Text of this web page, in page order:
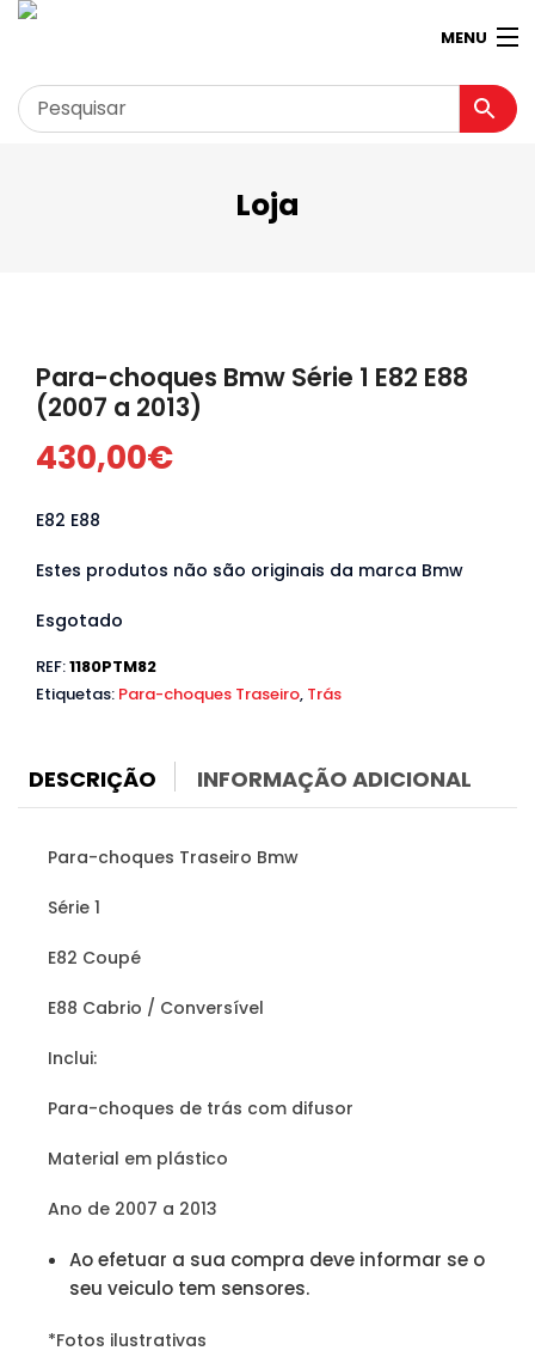
MENU
Garagem
Loja Virtual 360º
Loja
Para-choques Bmw Série 1 E82 E88
(2007 a 2013)
430,00€
E82 E88
Estes produtos não são originais da marca Bmw
Esgotado
REF:1180PTM82
Etiquetas: Para-choques Traseiro, Trás
DESCRIÇÃO INFORMAÇÃO ADICIONAL
Para-choques Traseiro Bmw
Série 1
E82 Coupé
E88 Cabrio / Conversível
Inclui:
Para-choques de trás com difusor
Material em plástico
Ano de 2007 a 2013
Ao efetuar a sua compra deve informar se o
seu veiculo tem sensores.
*Fotos ilustrativas